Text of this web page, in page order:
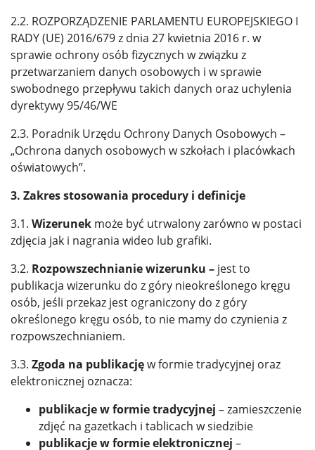
2.2. ROZPORZĄDZENIE PARLAMENTU EUROPEJSKIEGO I
RADY (UE) 2016/679 z dnia 27 kwietnia 2016 r. w
sprawie ochrony osób fizycznych w związku z
przetwarzaniem danych osobowych i w sprawie
swobodnego przepływu takich danych oraz uchylenia
dyrektywy 95/46/WE
2.3. Poradnik Urzędu Ochrony Danych Osobowych –
„Ochrona danych osobowych w szkołach i placówkach
oświatowych”.
3. Zakres stosowania procedury i definicje
3.1. Wizerunek może być utrwalony zarówno w postaci
zdjęcia jak i nagrania wideo lub grafiki.
3.2. Rozpowszechnianie wizerunku – jest to
publikacja wizerunku do z góry nieokreślonego kręgu
osób, jeśli przekaz jest ograniczony do z góry
określonego kręgu osób, to nie mamy do czynienia z
rozpowszechnianiem.
3.3. Zgoda na publikacjęw formie tradycyjnej oraz
elektronicznej oznacza:
publikacje w formie tradycyjnej – zamieszczenie
zdjęć na gazetkach i tablicach w siedzibie
publikacje w formie elektronicznej –